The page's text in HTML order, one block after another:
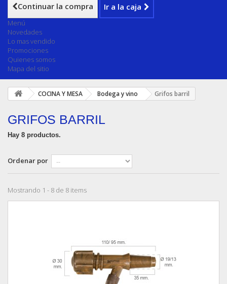
Continuar la compra Ir a la caja
Menú
Novedades
Lo mas vendido
Promociones
Quienes somos
Mapa del sitio
COCINA Y MESA Bodega y vino Grifos barril
GRIFOS BARRIL
Hay 8 productos.
Ordenar por
Mostrando 1 - 8 de 8 items